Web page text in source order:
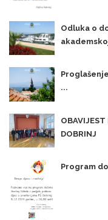
Odluka o
...
OBAVIJEST
DOBRINJ
Program